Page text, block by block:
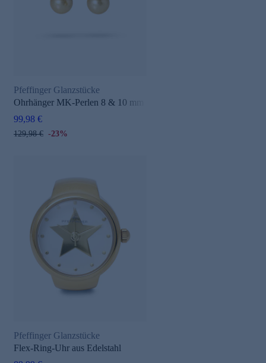
Pfeffinger Glanzstücke
Ohrhänger MK-Perlen 8 & 10 mm
99,98 €
129,98 € -23%
Pfeffinger Glanzstücke
Flex-Ring-Uhr aus Edelstahl